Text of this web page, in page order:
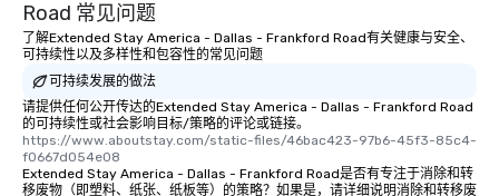
Road 常见问题
了解Extended Stay America - Dallas - Frankford Road有关健康与安全、
可持续性以及多样性和包容性的常见问题
可持续发展的做法
请提供任何公开传达的Extended Stay America - Dallas - Frankford Road
的可持续性或社会影响目标/策略的评论或链接。
https://www.aboutstay.com/static-files/46bac423-97b6-45f3-85c4-
f0667d054e08
Extended Stay America - Dallas - Frankford Road是否有专注于消除和转
移废物（即塑料、纸张、纸板等）的策略？如果是，请详细说明消除和转移废